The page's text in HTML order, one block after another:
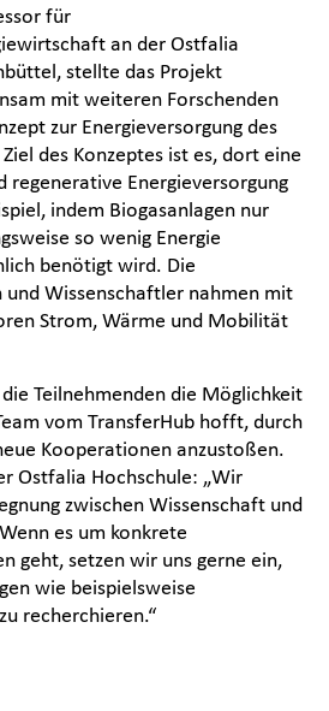
für
an der Ostfalia
stellte das Projekt
mit weiteren Forschenden
zur Energieversorgung des
des Konzeptes ist es, dort eine
regenerative Energieversorgung
indem Biogasanlagen nur
so wenig Energie
benötigt wird. Die
Wissenschaftler nahmen mit
Strom, Wärme und Mobilität
Teilnehmenden die Möglichkeit
vom TransferHub hofft, durch
Kooperationen anzustoßen.
Ostfalia Hochschule: „Wir
zwischen Wissenschaft und
es um konkrete
geht, setzen wir uns gerne ein,
wie beispielsweise
recherchieren.“